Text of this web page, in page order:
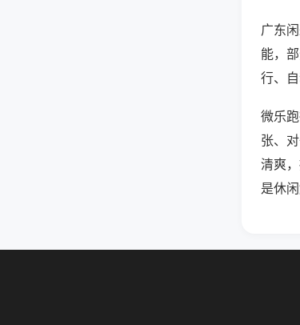
广东
能，
行、
微乐
张、
清爽
是休